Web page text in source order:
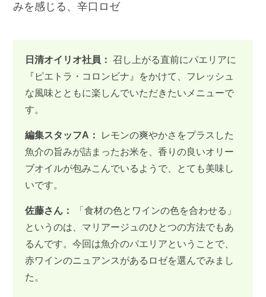
みを感じる、辛口ロゼ
日清オイリオ社員： 召し上がる直前にパエリアに
『ピエトラ・コロンビナ』をかけて、フレッシュ
な風味とともに楽しんでいただきたいメニューで
す。
編集スタッフA：
レモンの爽やかさをプラスした
魚介の旨みが詰まったお米を、香りの良いオリー
ブオイルが包みこんでいるようで、とても美味し
いです。
佐藤さん：
「食材の色とワインの色を合わせる」
というのは、マリアージュのひとつの方法でもあ
るんです。今回は魚介のパエリアということで、
赤ワインのニュアンスがあるロゼを選んでみまし
た。